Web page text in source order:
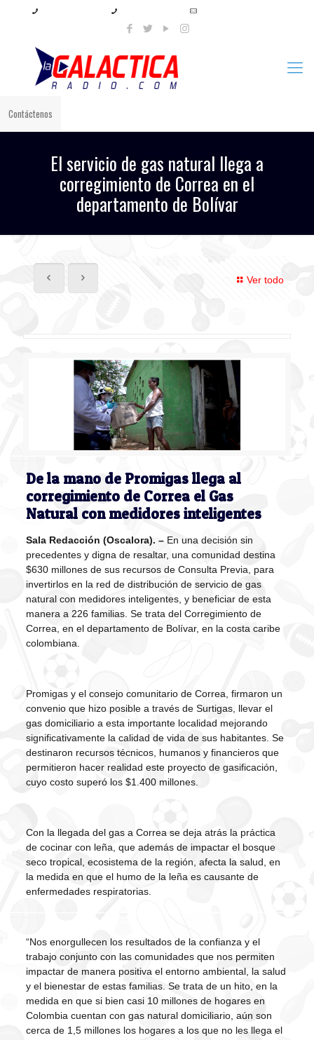
Contáctenos
El servicio de gas natural llega a
corregimiento de Correa en el
departamento de Bolívar
Ver todo
De la mano de Promigas llega al
corregimiento de Correa el Gas
Natural con medidores inteligentes
Sala Redacción (Oscalora). –En una decisión sin
precedentes y digna de resaltar, una comunidad destina
$630 millones de sus recursos de Consulta Previa, para
invertirlos en la red de distribución de servicio de gas
natural con medidores inteligentes, y beneficiar de esta
manera a 226 familias. Se trata del Corregimiento de
Correa, en el departamento de Bolívar, en la costa caribe
colombiana.
Promigas y el consejo comunitario de Correa, firmaron un
convenio que hizo posible a través de Surtigas, llevar el
gas domiciliario a esta importante localidad mejorando
significativamente la calidad de vida de sus habitantes. Se
destinaron recursos técnicos, humanos y financieros que
permitieron hacer realidad este proyecto de gasificación,
cuyo costo superó los $1.400 millones.
Con la llegada del gas a Correa se deja atrás la práctica
de cocinar con leña, que además de impactar el bosque
seco tropical, ecosistema de la región, afecta la salud, en
la medida en que el humo de la leña es causante de
enfermedades respiratorias.
“Nos enorgullecen los resultados de la confianza y el
trabajo conjunto con las comunidades que nos permiten
impactar de manera positiva el entorno ambiental, la salud
y el bienestar de estas familias. Se trata de un hito, en la
medida en que si bien casi 10 millones de hogares en
Colombia cuentan con gas natural domiciliario, aún son
cerca de 1,5 millones los hogares a los que no les llega el